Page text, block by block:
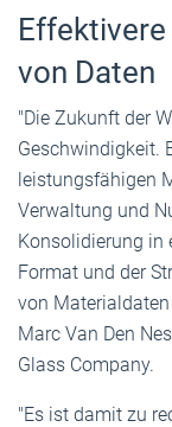
von Daten
"Die Zukunft der
Geschwindigkeit.
leistungsfähigen
Verwaltung und
Konsolidierung in
Format und der
von
Marc Van Den
Glass Company.
"Es ist damit zu